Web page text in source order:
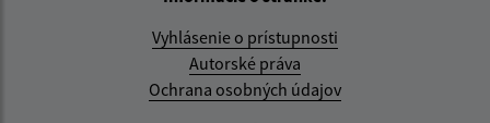
Vyhlásenie o prístupnosti
Autorské práva
Ochrana osobných údajov